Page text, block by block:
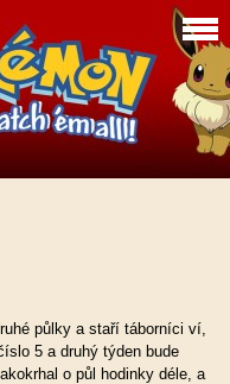
půlky a staří táborníci ví,
5 a druhý týden bude
o půl hodinky déle, a